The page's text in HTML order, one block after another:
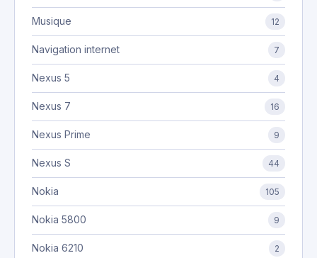
Musique 12
Navigation internet 7
Nexus 5 4
Nexus 7 16
Nexus Prime 9
Nexus S 44
Nokia 105
Nokia 5800 9
Nokia 6210 2